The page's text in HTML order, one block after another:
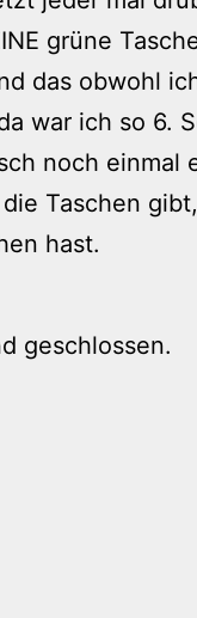
grüne
das obwohl
war ich so 6.
noch einmal
Taschen
hast.
geschlossen.